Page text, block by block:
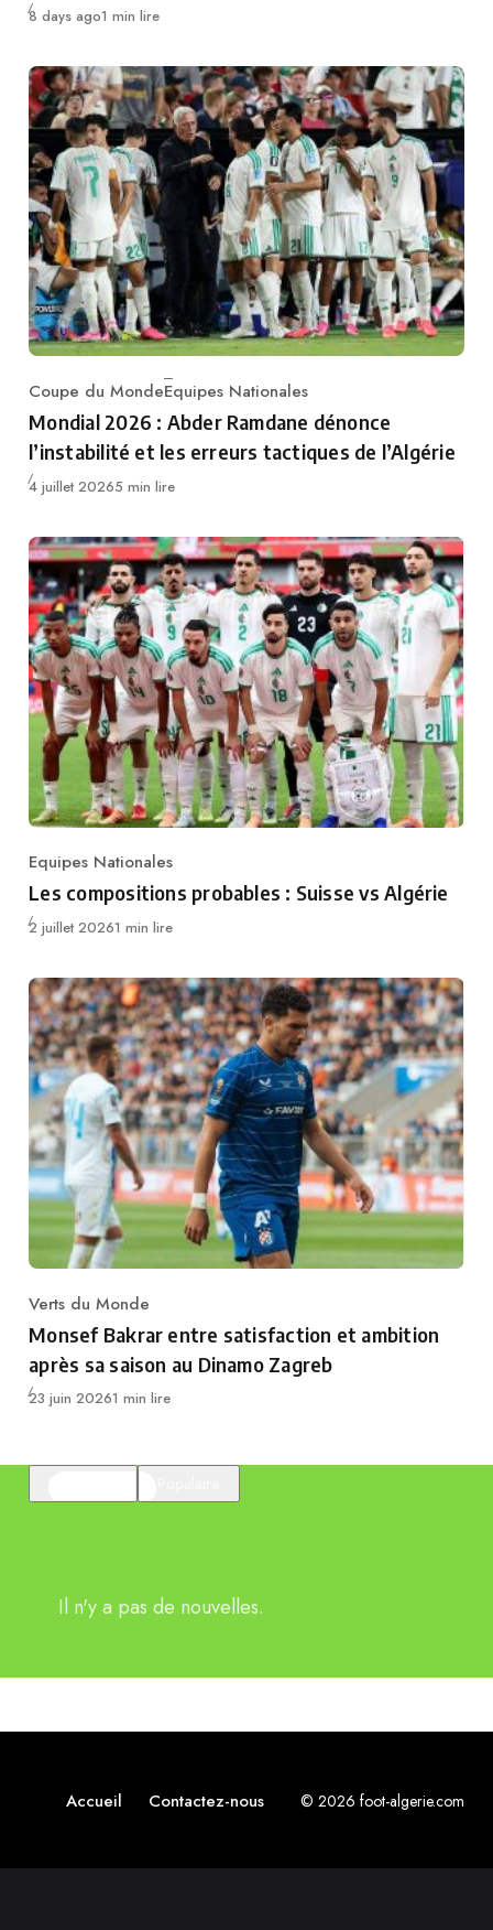
Publié
8 days ago1 min lire
Category
Coupe du MondeEquipes Nationales
Mondial 2026 : Abder Ramdane dénonce
l’instabilité et les erreurs tactiques de l’Algérie
Publié
4 juillet 20265 min lire
Category
Equipes Nationales
Les compositions probables : Suisse vs Algérie
Publié
2 juillet 20261 min lire
Category
Verts du Monde
Monsef Bakrar entre satisfaction et ambition
après sa saison au Dinamo Zagreb
Publié
23 juin 20261 min lire
Il n'y a pas de nouvelles.
Accueil Contactez-nous © 2026 foot-algerie.com